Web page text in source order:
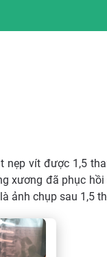
nẹp vít được 1,5
xương đã phục
ảnh chụp sau 1,5